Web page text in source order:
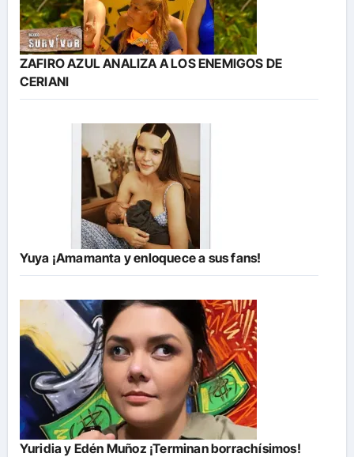
ZAFIRO AZUL ANALIZA A LOS ENEMIGOS DE
CERIANI
Yuya ¡Amamanta y enloquece a sus fans!
Yuridia y Edén Muñoz ¡Terminan borrachísimos!